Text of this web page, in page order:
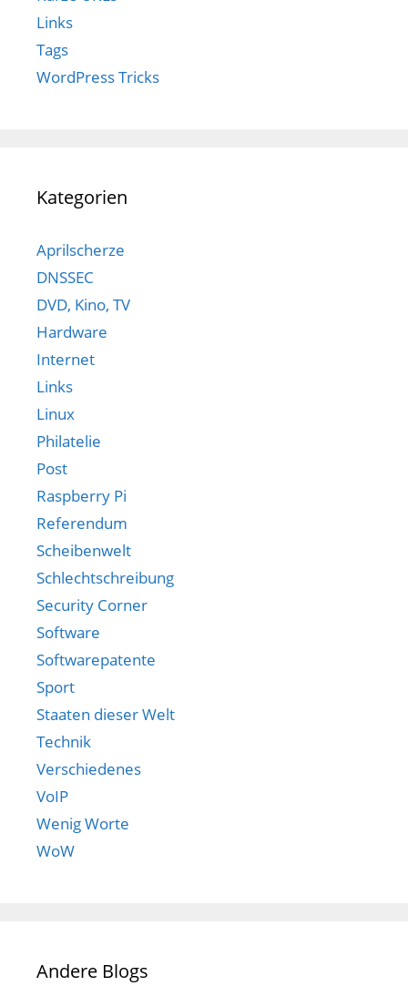
Links
Tags
WordPress Tricks
Kategorien
Aprilscherze
DNSSEC
DVD, Kino, TV
Hardware
Internet
Links
Linux
Philatelie
Post
Raspberry Pi
Referendum
Scheibenwelt
Schlechtschreibung
Security Corner
Software
Softwarepatente
Sport
Staaten dieser Welt
Technik
Verschiedenes
VoIP
Wenig Worte
WoW
Andere Blogs